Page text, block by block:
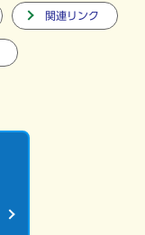
関連リンク